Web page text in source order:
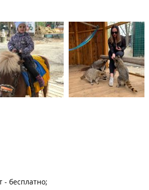
- бесплатно;